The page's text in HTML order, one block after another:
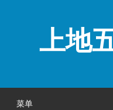
上地
菜单